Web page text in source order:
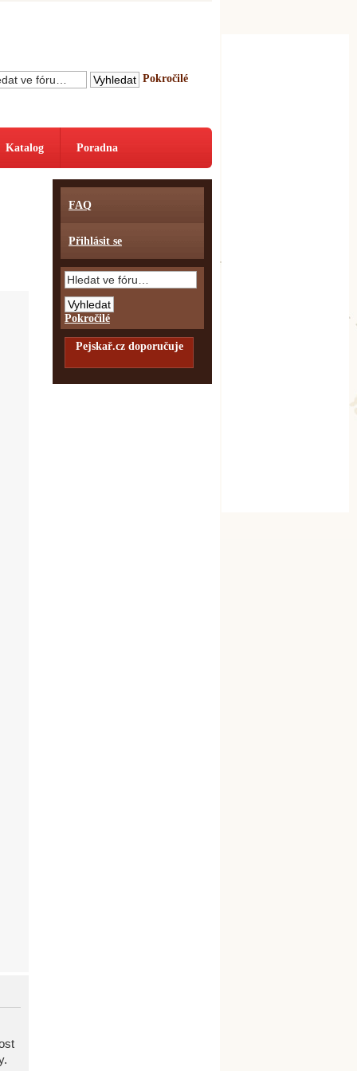
Pokročilé
Katalog Poradna
FAQ
Přihlásit se
Pokročilé
Pejskař.cz doporučuje